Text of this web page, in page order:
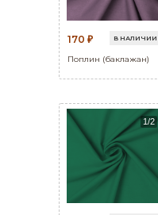
170 ₽ В НАЛИЧИИ
Поплин (баклажан)